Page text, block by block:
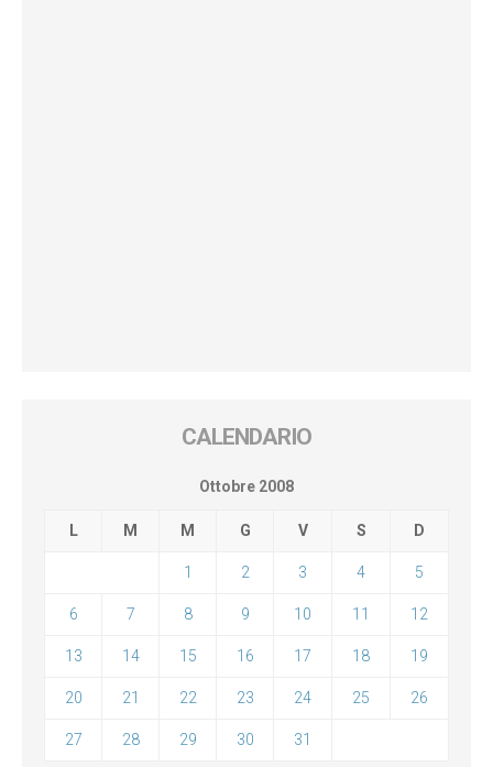
CALENDARIO
Ottobre 2008
L M M G V S D
1 2 3 4 5
6 7 8 9 10 11 12
13 14 15 16 17 18 19
20 21 22 23 24 25 26
27 28 29 30 31